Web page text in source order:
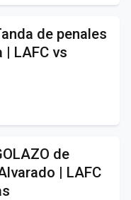
de penales
LAFC vs
de
| LAFC